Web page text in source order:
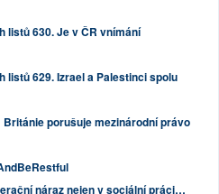
listů 630. Je v ČR vnímání
listů 629. Izrael a Palestinci spolu
Británie porušuje mezinárodní právo
náraz nejen v sociální práci…